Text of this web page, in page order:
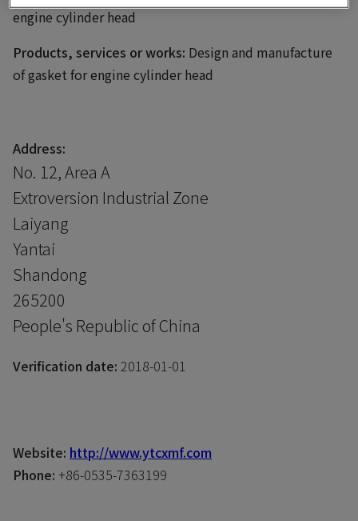
engine cylinder head
Products, services or works: Design and manufacture
of gasket for engine cylinder head
Address:
No. 12, Area A
Extroversion Industrial Zone
Laiyang
Yantai
Shandong
265200
People's Republic of China
Verification date: 2018-01-01
Website: http://www.ytcxmf.com
Phone: +86-0535-7363199